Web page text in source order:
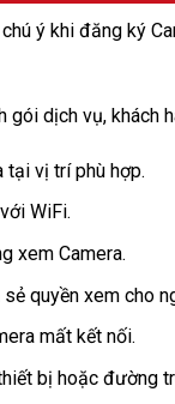
ý khi đăng ký
gói dịch vụ, khách
tại vị trí phù hợp.
WiFi.
xem Camera.
quyền xem cho
mất kết nối.
bị hoặc đường